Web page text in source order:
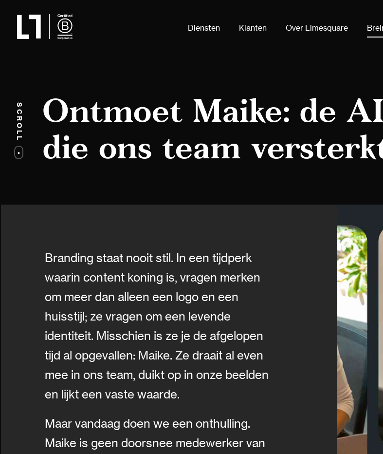
Diensten Klanten Over Limesquare
SCROLL Ontmoet Maike: de
die ons team
Branding staat nooit stil. In een tijdperk
waarin content koning is, vragen merken
om meer dan alleen een logo en een
huisstijl; ze vragen om een levende
identiteit. Misschien is ze je de afgelopen
tijd al opgevallen: Maike. Ze draait al even
mee in ons team, duikt op in onze beelden
en lijkt een vaste waarde.
Maar vandaag doen we een onthulling.
Maike is geen doorsnee medewerker van